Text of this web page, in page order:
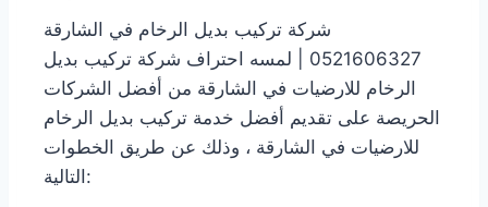
شركة تركيب بديل الرخام في الشارقة
0521606327 | لمسه احتراف شركة تركيب بديل
الرخام للارضيات في الشارقة من أفضل الشركات
الحريصة على تقديم أفضل خدمة تركيب بديل الرخام
للارضيات في الشارقة ، وذلك عن طريق الخطوات
التالية: